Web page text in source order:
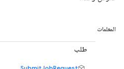
المعلمات
طلب